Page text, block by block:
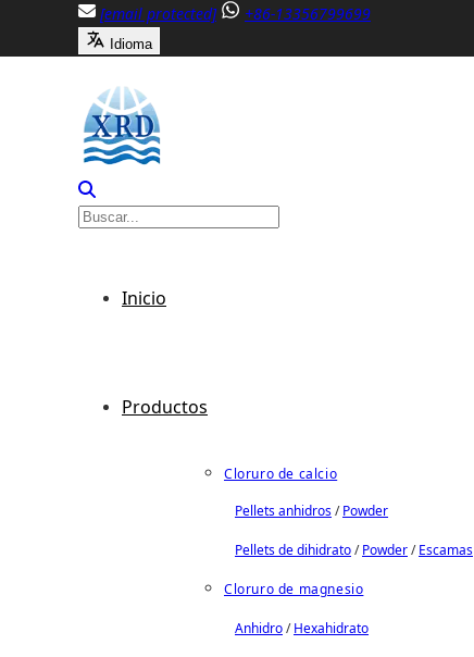
contenido
[email protected] +86-13356799699
Idioma
Inicio
Productos
Cloruro de calcio
Pellets anhidros/Powder
Pellets de dihidrato/Powder/Escamas
Cloruro de magnesio
Anhidro/Hexahidrato